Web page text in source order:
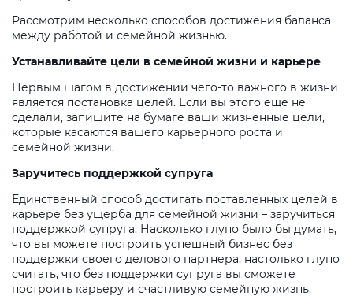
Рассмотрим несколько способов достижения баланса
между работой и семейной жизнью.
Устанавливайте цели в семейной жизни и карьере
Первым шагом в достижении чего-то важного в жизни
является постановка целей. Если вы этого еще не
сделали, запишите на бумаге ваши жизненные цели,
которые касаются вашего карьерного роста и
семейной жизни.
Заручитесь поддержкой супруга
Единственный способ достигать поставленных целей в
карьере без ущерба для семейной жизни – заручиться
поддержкой супруга. Насколько глупо было бы думать,
что вы можете построить успешный бизнес без
поддержки своего делового партнера, настолько глупо
считать, что без поддержки супруга вы сможете
построить карьеру и счастливую семейную жизнь.